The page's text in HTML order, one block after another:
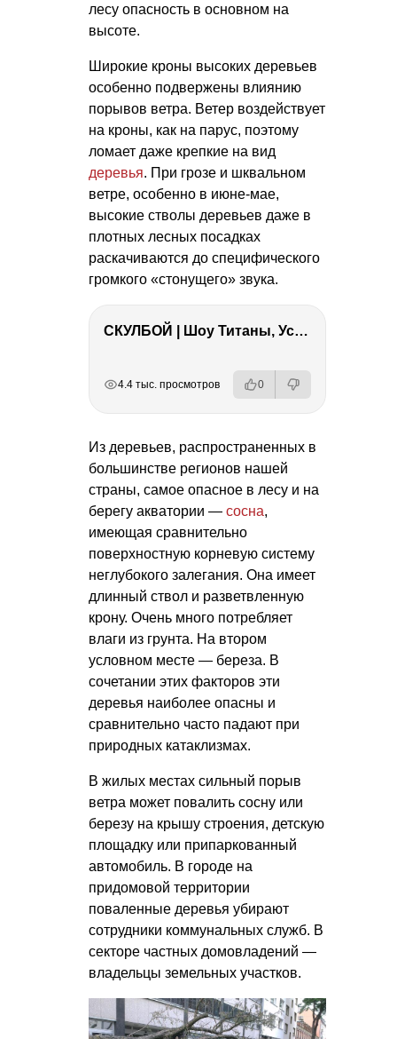
лесу опасность в основном на
высоте.
Широкие кроны высоких деревьев
особенно подвержены влиянию
порывов ветра. Ветер воздействует
на кроны, как на парус, поэтому
ломает даже крепкие на вид
деревья. При грозе и шквальном
ветре, особенно в июне-мае,
высокие стволы деревьев даже в
плотных лесных посадках
раскачиваются до специфического
громкого «стонущего» звука.
СКУЛБОЙ | Шоу Титаны, Усейн Болт, Ларрат, Зашквар!
4.4 тыс. просмотров 0
Из деревьев, распространенных в
большинстве регионов нашей
страны, самое опасное в лесу и на
берегу акватории — сосна,
имеющая сравнительно
поверхностную корневую систему
неглубокого залегания. Она имеет
длинный ствол и разветвленную
крону. Очень много потребляет
влаги из грунта. На втором
условном месте — береза. В
сочетании этих факторов эти
деревья наиболее опасны и
сравнительно часто падают при
природных катаклизмах.
В жилых местах сильный порыв
ветра может повалить сосну или
березу на крышу строения, детскую
площадку или припаркованный
автомобиль. В городе на
придомовой территории
поваленные деревья убирают
сотрудники коммунальных служб. В
секторе частных домовладений —
владельцы земельных участков.